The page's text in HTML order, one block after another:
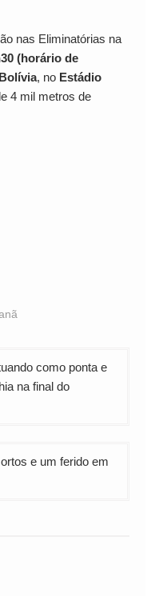
nas Eliminatórias na
(horário de
Bolívia, no Estádio
4 mil metros de
como ponta e
na final do
e um ferido em